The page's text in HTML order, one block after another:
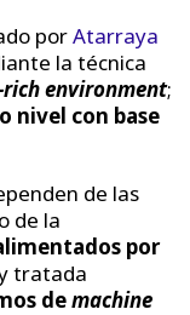
porAtarraya
la técnica
environment;
nivel con base
de las
de la
por
tratada
demachine